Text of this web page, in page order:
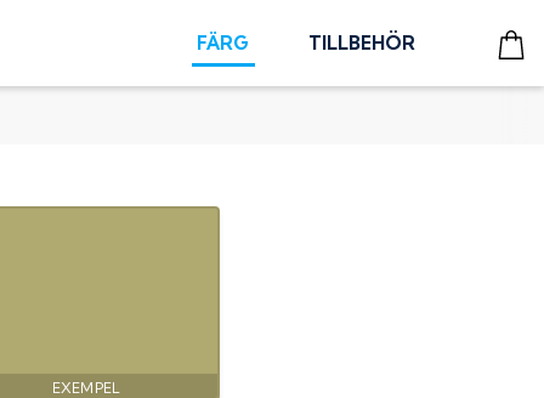
FÄRG TILLBEHÖR